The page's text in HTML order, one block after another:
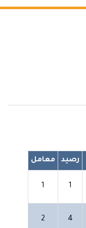
رصيد معامل
1
1
4
2